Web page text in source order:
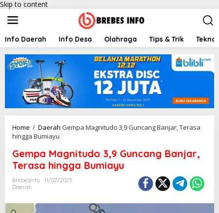
Skip to content
Info Daerah Info Desa Olahraga Tips & Trik
Home / Daerah Gempa Magnitudo 3,9 Guncang Banjar, Terasa
hingga Bumiayu
Gempa Magnitudo 3,9 Guncang Banjar,
Terasa hingga Bumiayu
Brebesinfo
11/02/2025
Daerah